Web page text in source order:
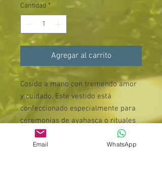
Cantidad *
Agregar al carrito
Cosido a mano con tremendo amor
y cuidado. Este vestido está
confeccionado especialmente para
ceremonias de ayahasca o rituales
espirituales. Proporciona protección
y lucirás impresionante mientras te
Email WhatsApp